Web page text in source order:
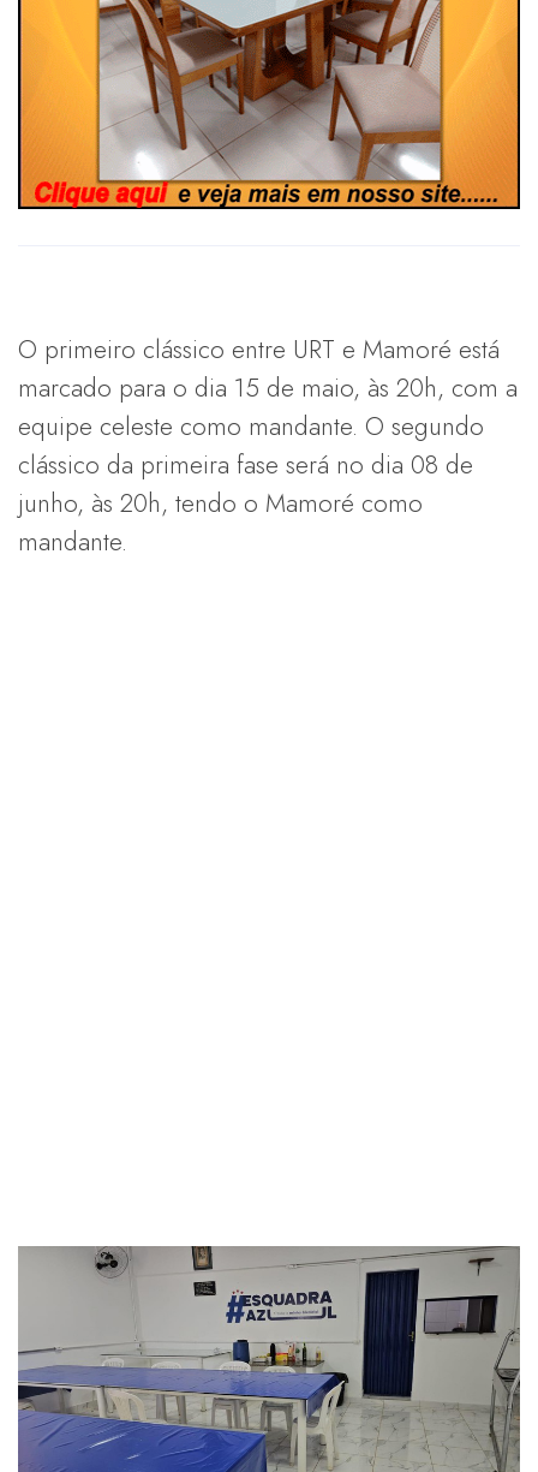
O primeiro clássico entre URT e Mamoré está
marcado para o dia 15 de maio, às 20h, com a
equipe celeste como mandante. O segundo
clássico da primeira fase será no dia 08 de
junho, às 20h, tendo o Mamoré como
mandante.